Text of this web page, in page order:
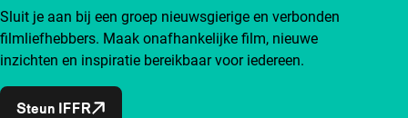
Sluit je aan bij een groep nieuwsgierige en verbonden
filmliefhebbers. Maak onafhankelijke film, nieuwe
inzichten en inspiratie bereikbaar voor iedereen.
Steun IFFR